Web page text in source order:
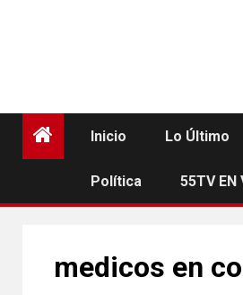
Inicio Lo Último
Política 55TV EN
medicos en